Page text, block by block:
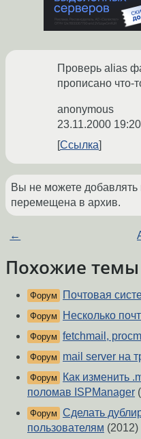
Проверь alias
прописано что-
anonymous
23.11.2000
Ссылка
Вы не можете добавлять
перемещена в архив.
←
Похожие темы
Форум Почтовая
Форум Несколько
Форум fetchmail,
Форум mail server на
Форум
Как изменить
поломав ISPManager
Форум Сделать
пользователям (2012)